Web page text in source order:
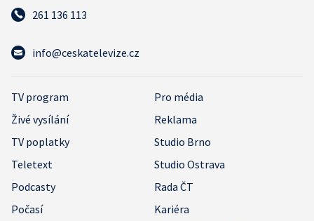
261 136 113
info@ceskatelevize.cz
TV program
Pro média
Živé vysílání
Reklama
TV poplatky
Studio Brno
Teletext
Studio Ostrava
Podcasty
Rada ČT
Počasí
Kariéra